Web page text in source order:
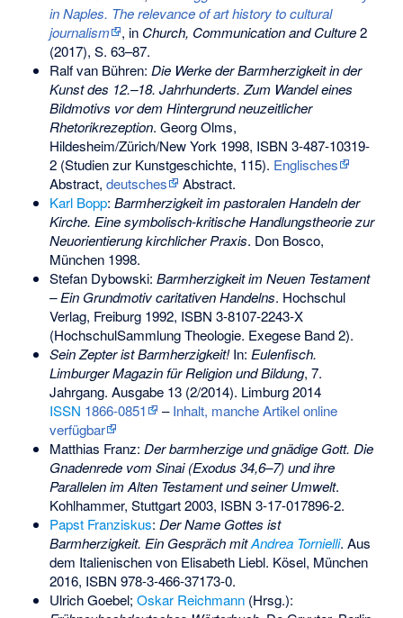
in Naples. The relevance of art history to cultural
journalism
, in Church, Communication and Culture2
(2017), S. 63–87.
Ralf van Bühren: Die Werke der Barmherzigkeit in der
Kunst des 12.–18. Jahrhunderts. Zum Wandel eines
Bildmotivs vor dem Hintergrund neuzeitlicher
Rhetorikrezeption. Georg Olms,
Hildesheim/Zürich/New York 1998, ISBN 3-487-10319-
2(Studien zur Kunstgeschichte, 115). Englisches
Abstract, deutsches
Abstract.
Karl Bopp: Barmherzigkeit im pastoralen Handeln der
Kirche. Eine symbolisch-kritische Handlungstheorie zur
Neuorientierung kirchlicher Praxis. Don Bosco,
München 1998.
Stefan Dybowski: Barmherzigkeit im Neuen Testament
– Ein Grundmotiv caritativen Handelns. Hochschul
Verlag, Freiburg 1992, ISBN 3-8107-2243-X
(HochschulSammlung Theologie. Exegese Band 2).
Sein Zepter ist Barmherzigkeit!In: Eulenfisch.
Limburger Magazin für Religion und Bildung, 7.
Jahrgang. Ausgabe 13 (2/2014). Limburg 2014
ISSN 1866-0851 –Inhalt, manche Artikel online
verfügbar
Matthias Franz: Der barmherzige und gnädige Gott. Die
Gnadenrede vom Sinai (Exodus 34,6–7) und ihre
Parallelen im Alten Testament und seiner Umwelt.
Kohlhammer, Stuttgart 2003, ISBN 3-17-017896-2.
Papst Franziskus: Der Name Gottes ist
Barmherzigkeit. Ein Gespräch mitAndrea Tornielli. Aus
dem Italienischen von Elisabeth Liebl. Kösel, München
2016, ISBN 978-3-466-37173-0.
Ulrich Goebel; Oskar Reichmann(Hrsg.):